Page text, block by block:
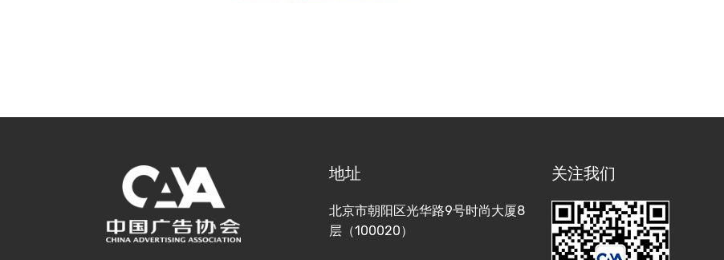
地址
北京市朝阳区光华路9号时尚大厦8
层（100020）
关注我们